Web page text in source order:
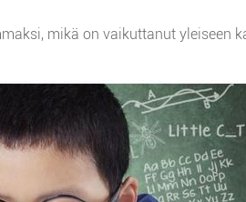
mikä on vaikuttanut yleiseen